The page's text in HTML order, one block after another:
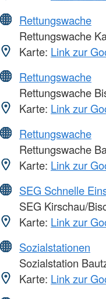
Rettungswache
Rettungswache
Karte: Link zur
Rettungswache
Rettungswache
Karte: Link zur
Rettungswache
Rettungswache
Karte: Link zur
SEG Schnelle
SEG Kirschau/
Karte: Link zur
Sozialstationen
Sozialstation
Karte: Link zur